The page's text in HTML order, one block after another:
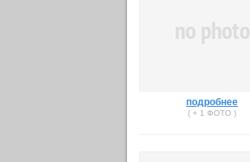
no photo
подробнее
( + 1 ФОТО )